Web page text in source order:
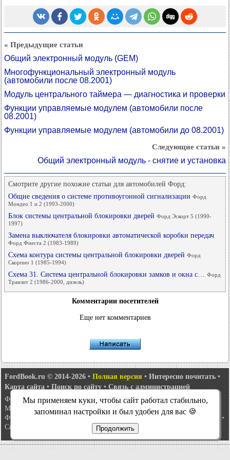
« Предыдущие статьи
Общий электронный модуль (GEM)
Многофункциональный электронный модуль
(автомобили после 08.2001)
Модуль центрального таймера — диагностика и проверки
Функции управляемые модулем (автомобили после
08.2001)
Функции управляемые модулем (автомобили до 08.2001)
Следующие статьи »
Общий электронный модуль - снятие и установка
Смотрите другие похожие статьи для автомобилей Форд:
Общие сведения о системе противоугонной сигнализации Форд
Мондео 1 и 2 (1993-2000)
Блок системы центральной блокировки дверей Форд Эскорт 5 (1990-
1997)
Замена выключателя блокировки автоматической коробки передач
Форд Фиеста 2 (1983-1989)
Схема контура системы центральной блокировки дверей Форд
Скорпио 1 (1985-1994)
Схема 31. Система центральной блокировки замков и окна с… Форд
Транзит 2 (1986-2000, дизель)
Комментарии посетителей
Еще нет комментариев
FordBook.ru © 2014-2026 • Полная версия • Интересно почитать •
Карта сайта • Поиск по сайту • Связь с администрацией
Фокус 1• Фокус Турнир 1•Фокус 2•Мондео 1•Мондео 1 и 2•
Мондео 2•Мондео 3•Мондео 4•Эскорт 3•Эскорт 4 •Эскорт 5
Фиеста 2
Таурус 1 и 2 Фьюжн • Скорпио 1
•
Сиерра
Мы применяем куки, чтобы сайт работал стабильно,
запоминал настройки и был удобен для вас 🍪
Продолжить